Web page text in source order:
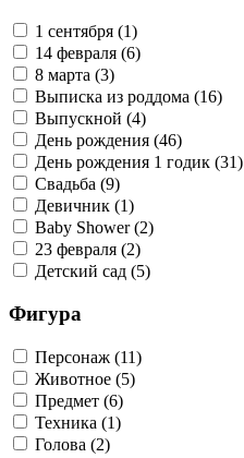
1 сентября (1)
14 февраля (6)
8 марта (3)
Выписка из роддома (16)
Выпускной (4)
День рождения (46)
День рождения 1 годик (31)
Свадьба (9)
Девичник (1)
Baby Shower (2)
23 февраля (2)
Детский сад (5)
Фигура
Персонаж (11)
Животное (5)
Предмет (6)
Техника (1)
Голова (2)